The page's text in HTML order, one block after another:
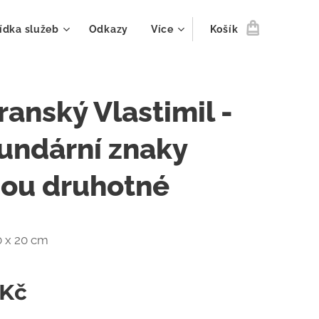
služeb Odkazy Více Košík
Vlastimil -
znaky
druhotné
x 20 cm